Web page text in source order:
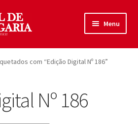
Menu
com “Edição Digital Nº 186”
Nº 186